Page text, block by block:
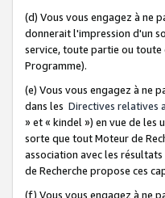
(d) Vous vous engagez à ne
donnerait l'impression d'un
service, toute partie ou toute
Programme).
(e) Vous vous engagez à ne
dans les Directives relatives
» et « kindel ») en vue de les
sorte que tout Moteur de
association avec les
de Recherche propose ces
(f) Vous vous engagez à ne